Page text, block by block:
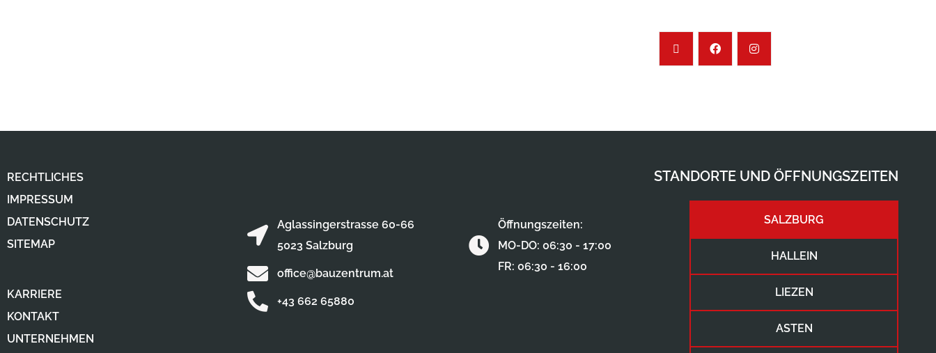
RECHTLICHES
IMPRESSUM
DATENSCHUTZ
SITEMAP
KARRIERE
KONTAKT
UNTERNEHMEN
STANDORTE UND ÖFFNUNGSZEITEN
SALZBURG
HALLEIN
LIEZEN
ASTEN
Aglassingerstrasse 60-66
5023 Salzburg
office@bauzentrum.at
+43 662 65880
Öffnungszeiten:
MO-DO: 06:30 - 17:00
FR: 06:30 - 16:00